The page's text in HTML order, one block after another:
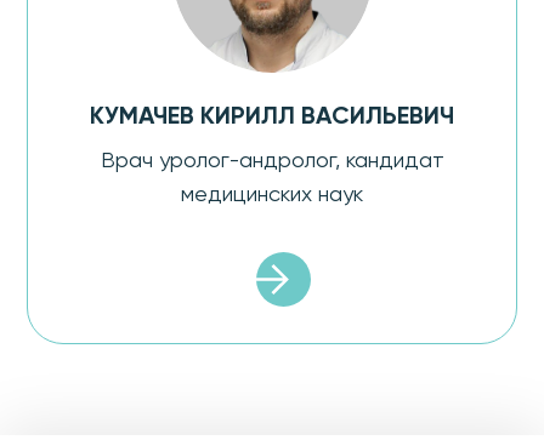
КУМАЧЕВ КИРИЛЛ ВАСИЛЬЕВИЧ
Врач уролог-андролог, кандидат
медицинских наук